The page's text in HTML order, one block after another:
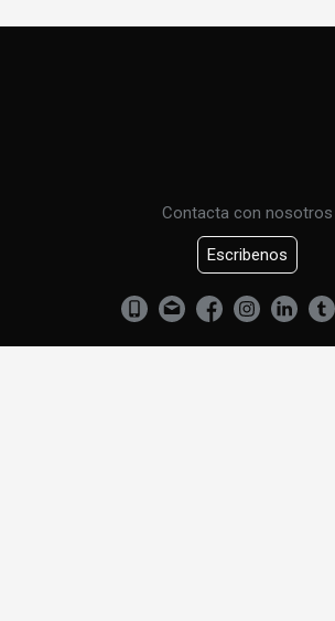
Contacta con nosotros
Escribenos